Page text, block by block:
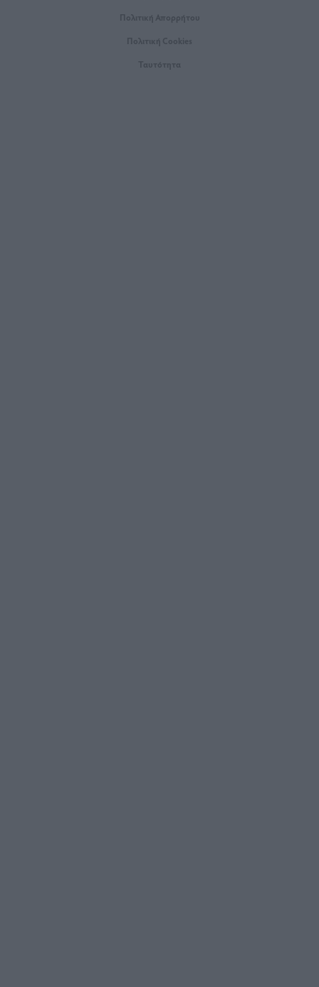
Πολιτική Απορρήτου
Πολιτική Cookies
Ταυτότητα